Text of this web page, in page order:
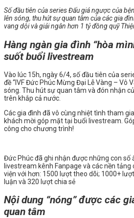
Số đầu tiên của series Đấu giá ngược của
lên sóng, thu hút sự quan tâm của các gia
vang dội và giải ngân hơn 1 tỷ đồng quỹ
Hàng ngàn gia đình “hòa
suốt buổi livestream
️Vào lúc 15h, ngày 6/4, số đầu tiên của
đề “IVF Đức Phúc Mừng Đại Lễ Vàng – Vô
sóng. Thu hút sự quan tâm và đón nhận
trên khắp cả nước.
Các gia đình đã vô cùng nhiệt tình tham
khách mời góp mặt tại buổi livestream.
công cho chương trình!
Đức Phúc đã ghi nhận được những con số
livestream kênh Fanpage và các nền
viện với hơn: 1500 lượt theo dõi; 1000+
luận và 320 lượt chia sẻ
Nội dung “nóng” được các
quan tâm